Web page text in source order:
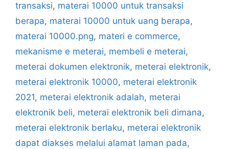
transaksi, materai 10000 untuk transaksi
berapa, materai 10000 untuk uang berapa,
materai 10000.png, materi e commerce,
mekanisme e meterai, membeli e meterai,
meterai dokumen elektronik, meterai elektronik,
meterai elektronik 10000, meterai elektronik
2021, meterai elektronik adalah, meterai
elektronik beli, meterai elektronik beli dimana,
meterai elektronik berlaku, meterai elektronik
dapat diakses melalui alamat laman pada,